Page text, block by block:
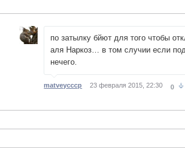
по затылку бйют для того чтобы
аля Наркоз… в том случии если
нечего.
matveycccp 23 февраля 2015, 22:30 0